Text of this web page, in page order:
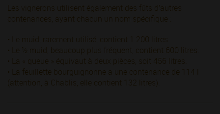
Les vignerons utilisent également des fûts d’autres
contenances, ayant chacun un nom spécifique :
• Le muid, rarement utilisé, contient 1 200 litres.
• Le ½ muid, beaucoup plus fréquent, contient 600 litres.
• La « queue » équivaut à deux pièces, soit 456 litres.
• La feuillette bourguignonne a une contenance de 114 l
(attention, à Chablis, elle contient 132 litres).